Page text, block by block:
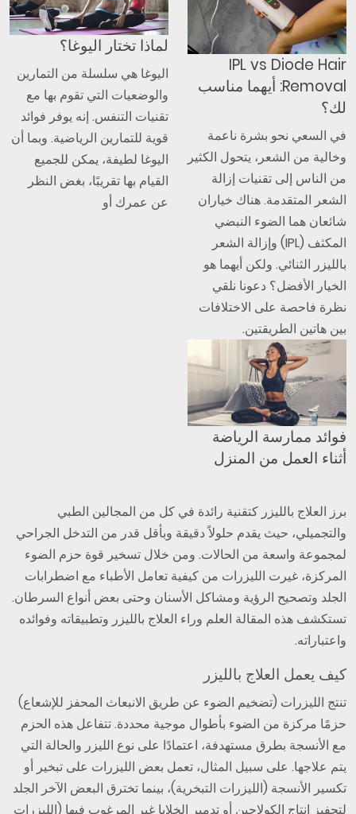
IPL vs Diode Hair
Removal: أيهما مناسب
لك؟
في السعي نحو بشرة ناعمة
وخالية من الشعر، يتحول الكثير
من الناس إلى تقنيات إزالة
الشعر المتقدمة. هناك خياران
شائعان هما الضوء النبضي
المكثف (IPL) وإزالة الشعر
بالليزر الثنائي. ولكن أيهما هو
الخيار الأفضل؟ دعونا نلقي
نظرة فاحصة على الاختلافات
بين هاتين الطريقتين.
لماذا تختار اليوغا؟
اليوغا هي سلسلة من التمارين
والوضعيات التي تقوم بها مع
تقنيات التنفس. إنه يوفر فوائد
قوية للتمارين الرياضية. وبما أن
اليوغا لطيفة، يمكن للجميع
القيام بها تقريبًا، بغض النظر
عن عمرك أو
فوائد ممارسة الرياضة
أثناء العمل من المنزل
برز العلاج بالليزر كتقنية رائدة في كل من المجالين الطبي
والتجميلي، حيث يقدم حلولاً دقيقة وبأقل قدر من التدخل الجراحي
لمجموعة واسعة من الحالات. ومن خلال تسخير قوة حزم الضوء
المركزة، غيرت الليزرات من كيفية تعامل الأطباء مع اضطرابات
الجلد وتصحيح الرؤية ومشاكل الأسنان وحتى بعض أنواع السرطان.
تستكشف هذه المقالة العلم وراء العلاج بالليزر وتطبيقاته وفوائده
واعتباراته.
كيف يعمل العلاج بالليزر
تنتج الليزرات (تضخيم الضوء عن طريق الانبعاث المحفز للإشعاع)
حزمًا مركزة من الضوء بأطوال موجية محددة. تتفاعل هذه الحزم
مع الأنسجة بطرق مستهدفة، اعتمادًا على نوع الليزر والحالة التي
يتم علاجها. على سبيل المثال، تعمل بعض الليزرات على تبخير أو
تكسير الأنسجة (الليزرات التبخرية)، بينما تخترق البعض الآخر الجلد
لتحفيز إنتاج الكولاجين أو تدمير الخلايا غير المرغوب فيها (الليزرات